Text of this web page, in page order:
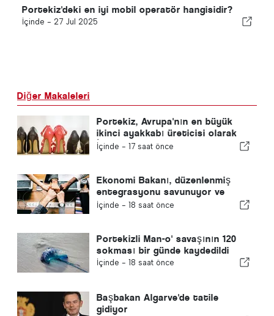
Portekiz'deki en iyi mobil operatör hangisidir?
İçinde - 27 Jul 2025
Diğer Makaleleri
Portekiz, Avrupa'nın en büyük
ikinci ayakkabı üreticisi olarak
İspanya'yı geride bıraktı
İçinde - 17 saat önce
Ekonomi Bakanı, düzenlenmiş
entegrasyonu savunuyor ve
göçmenler için hızlı bir kanal
İçinde - 18 saat önce
Portekizli Man-o' savaşının 120
sokması bir günde kaydedildi
İçinde - 18 saat önce
Başbakan Algarve'de tatile
gidiyor